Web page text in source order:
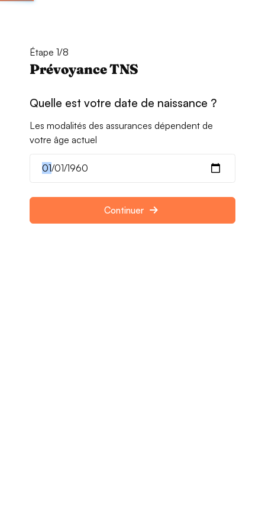
Étape 1/8
Prévoyance TNS
Quelle est votre date de naissance ?
Les modalités des assurances dépendent de
votre âge actuel
Continuer